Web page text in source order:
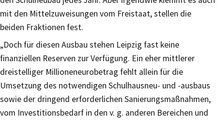
mit den Mittelzuweisungen vom Freistaat, stellen die
beiden Fraktionen fest.
„Doch für diesen Ausbau stehen Leipzig fast keine
finanziellen Reserven zur Verfügung. Ein eher mittlerer
dreistelliger Millioneneurobetrag fehlt allein für die
Umsetzung des notwendigen Schulhausneu- und -ausbaus
sowie der dringend erforderlichen Sanierungsmaßnahmen,
vom Investitionsbedarf in den v. g. anderen Bereichen und